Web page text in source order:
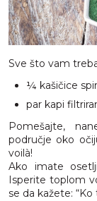
Sve što vam
¼ kašičice
par kapi
Pomešajte,
područje oko
voilà!
Ako imate
Isperite toplom
se da kažete: